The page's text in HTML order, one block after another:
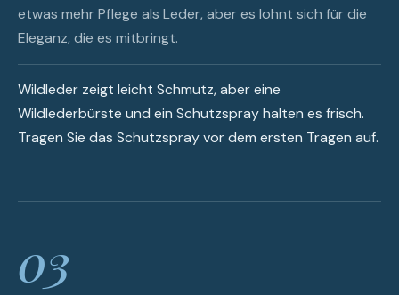
etwas mehr Pflege als Leder, aber es lohnt sich für die
Eleganz, die es mitbringt.
Wildleder zeigt leicht Schmutz, aber eine
Wildlederbürste und ein Schutzspray halten es frisch.
Tragen Sie das Schutzspray vor dem ersten Tragen auf.
03